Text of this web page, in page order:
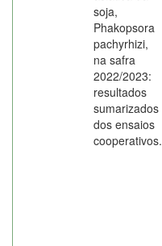
soja,
Phakopsora
pachyrhizi,
na safra
2022/2023:
resultados
sumarizados
dos ensaios
cooperativos.